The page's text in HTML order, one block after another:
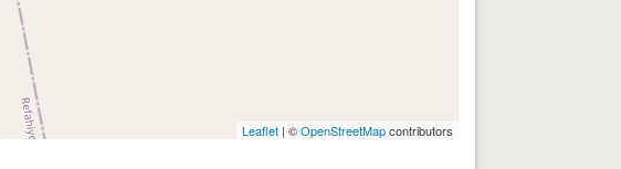
Leaflet | ©OpenStreetMapcontributors